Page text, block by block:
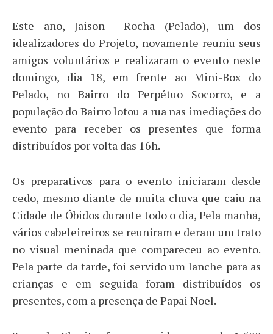
Este ano, Jaison Rocha (Pelado), um dos
idealizadores do Projeto, novamente reuniu seus
amigos voluntários e realizaram o evento neste
domingo, dia 18, em frente ao Mini-Box do
Pelado, no Bairro do Perpétuo Socorro, e a
população do Bairro lotou a rua nas imediações do
evento para receber os presentes que forma
distribuídos por volta das 16h.
Os preparativos para o evento iniciaram desde
cedo, mesmo diante de muita chuva que caiu na
Cidade de Óbidos durante todo o dia, Pela manhã,
vários cabeleireiros se reuniram e deram um trato
no visual meninada que compareceu ao evento.
Pela parte da tarde, foi servido um lanche para as
crianças e em seguida foram distribuídos os
presentes, com a presença de Papai Noel.